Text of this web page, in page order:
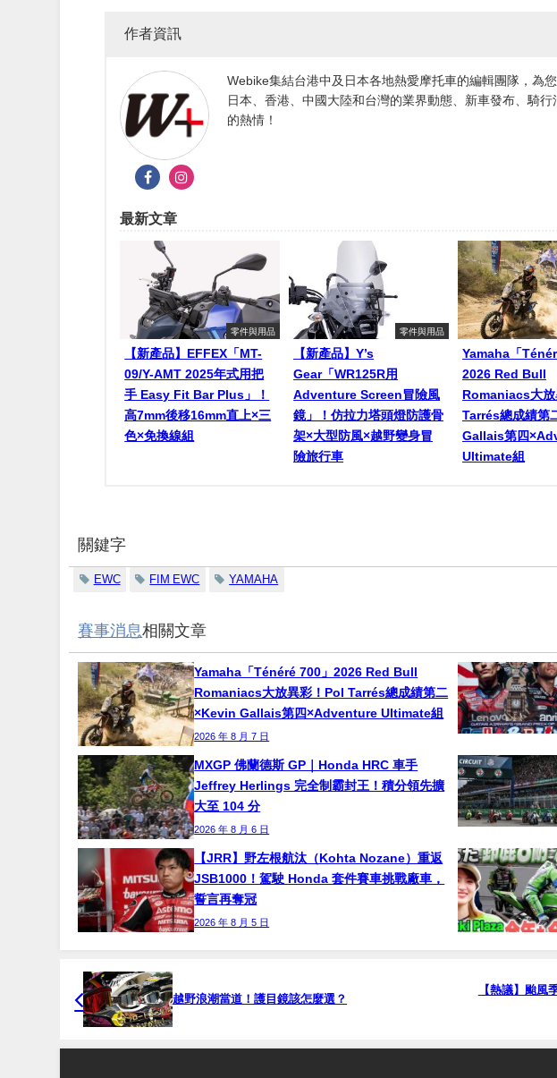
作者資訊
Webike集結台港中及日本各地熱愛摩托車的編輯團隊，為
日本、香港、中國大陸和台灣的業界動態、新車發布、騎
的熱情！
最新文章
零件與用品
【新產品】EFFEX「MT-
09/Y-AMT 2025年式用把
手 Easy Fit Bar Plus」！
高7mm後移16mm直上×三
色×免換線組
零件與用品
【新產品】Y’s
Gear「WR125R用
Adventure Screen冒險風
鏡」！仿拉力塔頭燈防護骨
架×大型防風×越野變身冒
險旅行車
Yamaha「
2026 Red Bull
Romaniacs大放
Tarrés總成績第
Gallais第四
Ultimate組
關鍵字
EWC FIM EWC YAMAHA
賽事消息相關文章
Yamaha「Ténéré 700」2026 Red Bull
Romaniacs大放異彩！Pol Tarrés總成績第二
×Kevin Gallais第四×Adventure Ultimate組
2026 年 8 月 7 日
MXGP 佛蘭德斯 GP｜Honda HRC 車手
Jeffrey Herlings 完全制霸封王！積分領先擴
大至 104 分
2026 年 8 月 6 日
【JRR】野左根航汰（Kohta Nozane）重返
JSB1000！駕駛 Honda 套件賽車挑戰廠車，
誓言再奪冠
2026 年 8 月 5 日
越野浪潮當道！護目鏡該怎麼選？
【熱議】颱風